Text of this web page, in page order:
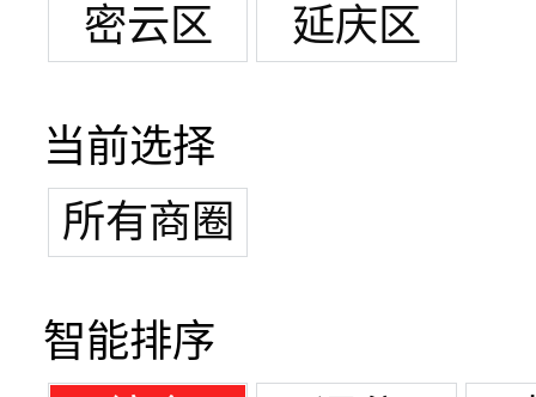
密云区
延庆区
当前选择
所有商圈
智能排序